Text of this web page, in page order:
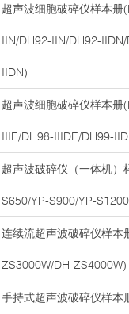
超声波细胞破碎仪样本册
IIN/DH92-IIN/DH92-
IIDN)
超声波细胞破碎仪样本册
IIIE/DH98-IIIDE/DH99-
超声波破碎仪（一体机）
S650/YP-S900/YP-
连续流超声波破碎仪样本
ZS3000W/DH-ZS4000W)
手持式超声波破碎仪样本